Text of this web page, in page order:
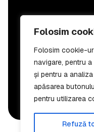
Folosim
Folosim cookie-
navigare, pentru
și pentru a
apăsarea
pentru utilizarea
Refuză